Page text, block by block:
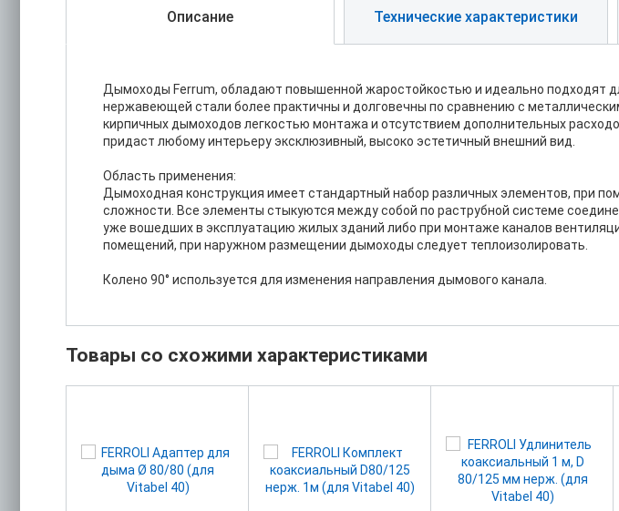
Описание Технические характеристики
Дымоходы Ferrum, обладают повышенной жаростойкостью и идеально подходят
нержавеющей стали более практичны и долговечны по сравнению с
кирпичных дымоходов легкостью монтажа и отсутствием дополнительных
придаст любому интерьеру эксклюзивный, высоко эстетичный внешний вид.
Область применения:
Дымоходная конструкция имеет стандартный набор различных элементов, при
сложности. Все элементы стыкуются между собой по раструбной системе
уже вошедших в эксплуатацию жилых зданий либо при монтаже каналов
помещений, при наружном размещении дымоходы следует теплоизолировать.
Колено 90° используется для изменения направления дымового канала.
Товары со схожими характеристиками